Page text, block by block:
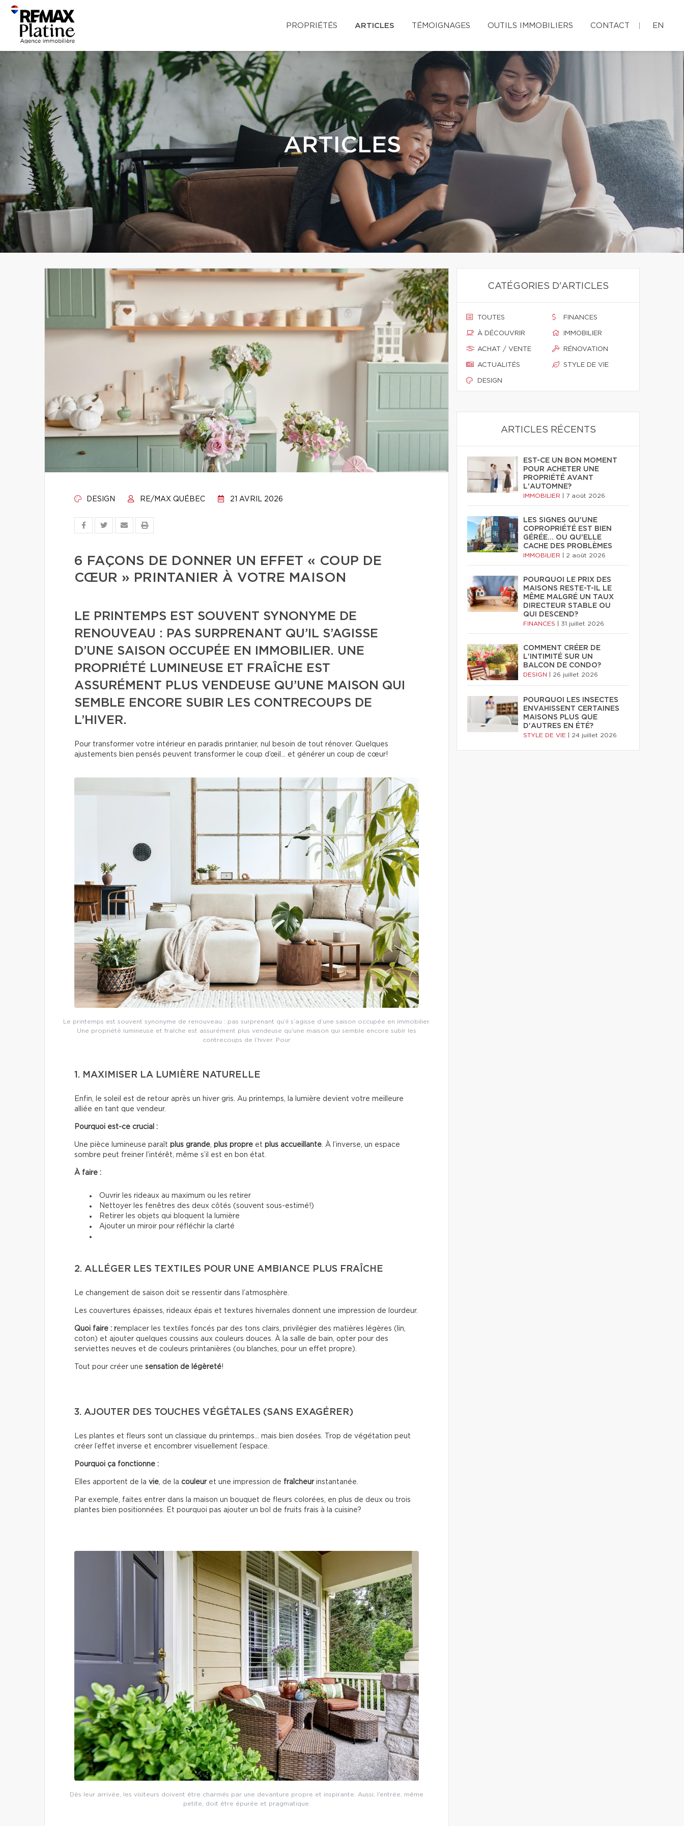
PROPRIÉTÉS ARTICLES TÉMOIGNAGES OUTILS IMMOBILIERS CONTACT EN
ARTICLES
DESIGN RE/MAX QUÉBEC 21 AVRIL 2026
6 FAÇONS DE DONNER UN EFFET « COUP DE
CŒUR » PRINTANIER À VOTRE MAISON
LE PRINTEMPS EST SOUVENT SYNONYME DE
RENOUVEAU : PAS SURPRENANT QU’IL S’AGISSE
D’UNE SAISON OCCUPÉE EN IMMOBILIER. UNE
PROPRIÉTÉ LUMINEUSE ET FRAÎCHE EST
ASSURÉMENT PLUS VENDEUSE QU’UNE MAISON QUI
SEMBLE ENCORE SUBIR LES CONTRECOUPS DE
L’HIVER.
Pour transformer votre intérieur en paradis printanier, nul besoin de tout rénover. Quelques
ajustements bien pensés peuvent transformer le coup d’œil… et générer un coup de cœur!
Le printemps est souvent synonyme de renouveau : pas surprenant qu’il s’agisse d’une saison occupée en immobilier.
Une propriété lumineuse et fraîche est assurément plus vendeuse qu’une maison qui semble encore subir les
contrecoups de l’hiver. Pour
1. MAXIMISER LA LUMIÈRE NATURELLE
Enfin, le soleil est de retour après un hiver gris. Au printemps, la lumière devient votre meilleure
alliée en tant que vendeur.
Pourquoi est-ce crucial :
Une pièce lumineuse paraît plus grande plus propre et plus accueillante . À l’inverse, un espace
sombre peut freiner l’intérêt, même s’il est en bon état.
À faire :
Ouvrir les rideaux au maximum ou les retirer
Nettoyer les fenêtres des deux côtés (souvent sous-estimé!)
Retirer les objets qui bloquent la lumière
Ajouter un miroir pour réfléchir la clarté
2. ALLÉGER LES TEXTILES POUR UNE AMBIANCE PLUS FRAÎCHE
Le changement de saison doit se ressentir dans l’atmosphère.
Les couvertures épaisses, rideaux épais et textures hivernales donnent une impression de lourdeur.
Quoi faire : remplacer les textiles foncés par des tons clairs, privilégier des matières légères (lin,
coton) et ajouter quelques coussins aux couleurs douces. À la salle de bain, opter pour des
serviettes neuves et de couleurs printanières (ou blanches, pour un effet propre).
Tout pour créer une sensation de légèreté!
3. AJOUTER DES TOUCHES VÉGÉTALES (SANS EXAGÉRER)
Les plantes et fleurs sont un classique du printemps… mais bien dosées. Trop de végétation peut
créer l’effet inverse et encombrer visuellement l’espace.
Pourquoi ça fonctionne :
Elles apportent de la vie , de la couleuret une impression de fraîcheurinstantanée.
Par exemple, faites entrer dans la maison un bouquet de fleurs colorées, en plus de deux ou trois
plantes bien positionnées. Et pourquoi pas ajouter un bol de fruits frais à la cuisine?
Dès leur arrivée, les visiteurs doivent être charmés par une devanture propre et inspirante. Aussi, l’entrée, même
petite, doit être épurée et pragmatique.
CATÉGORIES D'ARTICLES
TOUTES
À DÉCOUVRIR
ACHAT / VENTE
ACTUALITÉS
DESIGN
FINANCES
IMMOBILIER
RÉNOVATION
STYLE DE VIE
ARTICLES RÉCENTS
EST-CE UN BON MOMENT
POUR ACHETER UNE
PROPRIÉTÉ AVANT
L'AUTOMNE?
IMMOBILIER 7 août 2026
LES SIGNES QU'UNE
COPROPRIÉTÉ EST BIEN
GÉRÉE… OU QU'ELLE
CACHE DES PROBLÈMES
IMMOBILIER 2 août 2026
POURQUOI LE PRIX DES
MAISONS RESTE-T-IL LE
MÊME MALGRÉ UN TAUX
DIRECTEUR STABLE OU
QUI DESCEND?
FINANCES 31 juillet 2026
COMMENT CRÉER DE
L'INTIMITÉ SUR UN
BALCON DE CONDO?
DESIGN 26 juillet 2026
POURQUOI LES INSECTES
ENVAHISSENT CERTAINES
MAISONS PLUS QUE
D'AUTRES EN ÉTÉ?
STYLE DE VIE 24 juillet 2026